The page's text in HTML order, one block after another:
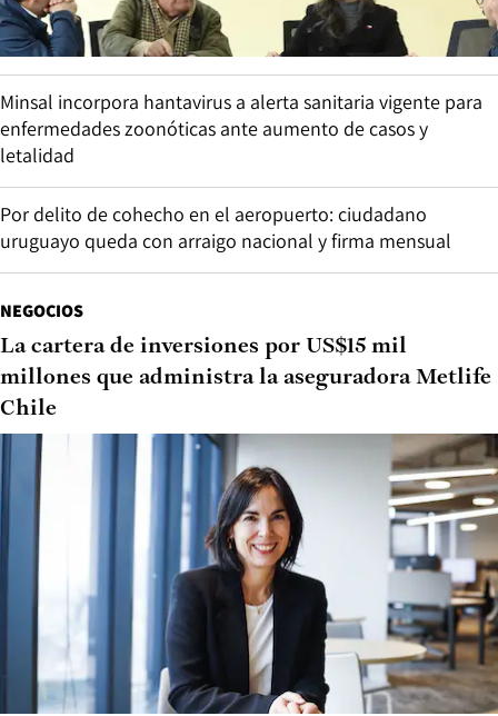
Minsal incorpora hantavirus a alerta sanitaria vigente para
enfermedades zoonóticas ante aumento de casos y
letalidad
Por delito de cohecho en el aeropuerto: ciudadano
uruguayo queda con arraigo nacional y firma mensual
NEGOCIOS
La cartera de inversiones por US$15 mil
millones que administra la aseguradora Metlife
Chile